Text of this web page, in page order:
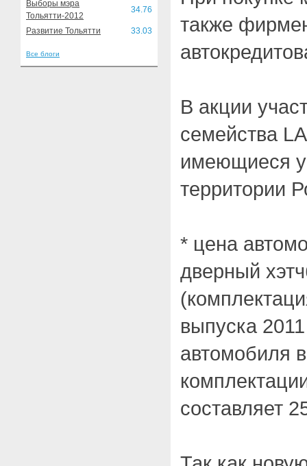
Выборы мэра
Тольятти-2012
34.76
Развитие Тольятти 33.03
Все блоги
также
В акции
семейства
имеющиеся у
территории
* цена
дверный
выпуска
автомобиля
составляет